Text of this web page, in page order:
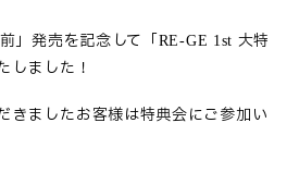
」発売を記念して「RE-GE 1st 大特
しました！
きましたお客様は特典会にご参加い